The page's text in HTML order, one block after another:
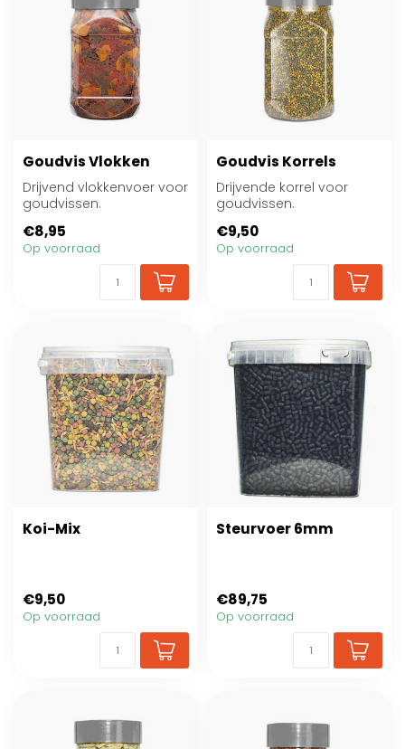
Goudvis Vlokken
Drijvend vlokkenvoer voor
goudvissen.
€8,95
Op voorraad
Goudvis Korrels
Drijvende korrel voor
goudvissen.
€9,50
Op voorraad
Koi-Mix
€9,50
Op voorraad
Steurvoer 6mm
€89,75
Op voorraad